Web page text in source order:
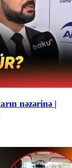
nəzərinə |